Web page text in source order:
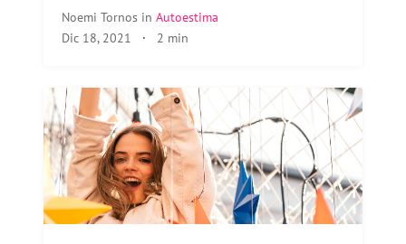
Noemi Tornos in Autoestima
Dic 18, 2021 · 2 min